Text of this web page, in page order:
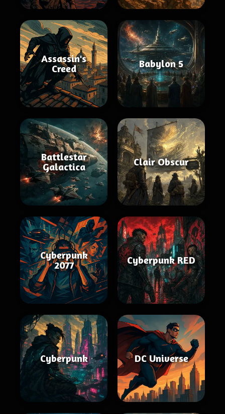
Assassin's
Creed
Babylon 5
Battlestar
Galactica
Clair Obscur
Cyberpunk
2077
Cyberpunk RED
Cyberpunk DC Universe